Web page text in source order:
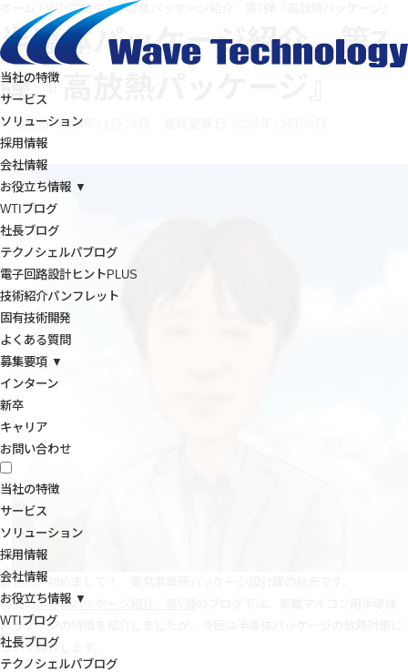
当社の特徴
サービス
ソリューション
採用情報
会社情報
お役立ち情報 ▼
WTIブログ
社長ブログ
テクノシェルパブログ
電子回路設計ヒントPLUS
技術紹介パンフレット
固有技術開発
よくある質問
募集要項 ▼
インターン
新卒
キャリア
お問い合わせ
当社の特徴
サービス
ソリューション
採用情報
会社情報
お役立ち情報 ▼
WTIブログ
社長ブログ
テクノシェルパブログ
WTIブログ / 半導体パッケージ紹介 第7弾『高放熱パッケージ』
半導体パッケージ紹介 第7
弾『高放熱パッケージ』
投稿日:2019年11月19日
皆さん、初めまして！ 東京事業所パッケージ設計課の秋元です。
前回の 半導体パッケージ紹介 第6弾
パッケージの特徴を紹介しましたが、今回は半導体パッケージの放熱対策に
ついて紹介します。